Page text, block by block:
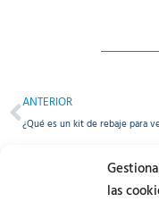
las
ANTERIOR